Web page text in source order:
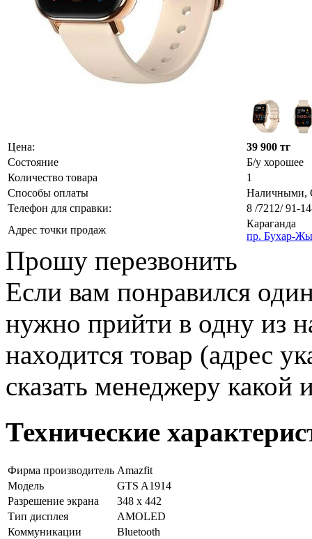
Цена:
39 900 тг
Состояние
Б/у хорошее
Количество товара
1
Способы оплаты
Наличными,
Телефон для справки:
8 /7212/ 91-
Адрес точки продаж
Караганда
пр. Бухар-
Прошу перезвонить
Если вам понравился
нужно прийти в одну из
находится товар (адрес
сказать менеджеру
Технические
Фирма производитель Amazfit
Модель
GTS A1914
Разрешение экрана
348 x 442
Тип дисплея
AMOLED
Коммуникации
Bluetooth